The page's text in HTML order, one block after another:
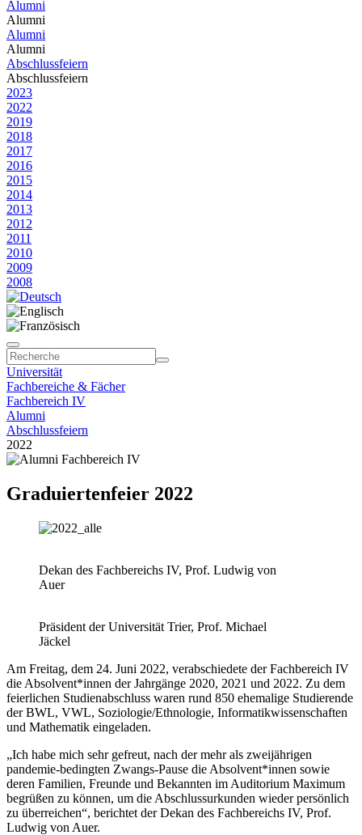
Alumni
Alumni
Alumni
Alumni
Abschlussfeiern
Abschlussfeiern
2023
2022
2019
2018
2017
2016
2015
2014
2013
2012
2011
2010
2009
2008
Universität
Fachbereiche & Fächer
Fachbereich IV
Alumni
Abschlussfeiern
2022
Graduiertenfeier 2022
Dekan des Fachbereichs IV, Prof. Ludwig von
Auer
Präsident der Universität Trier, Prof. Michael
Jäckel
Am Freitag, dem 24. Juni 2022, verabschiedete der Fachbereich IV
die Absolvent*innen der Jahrgänge 2020, 2021 und 2022. Zu dem
feierlichen Studienabschluss waren rund 850 ehemalige Studierende
der BWL, VWL, Soziologie/Ethnologie, Informatikwissenschaften
und Mathematik eingeladen.
„Ich habe mich sehr gefreut, nach der mehr als zweijährigen
pandemie-bedingten Zwangs-Pause die Absolvent*innen sowie
deren Familien, Freunde und Bekannten im Auditorium Maximum
begrüßen zu können, um die Abschlussurkunden wieder persönlich
zu überreichen“, berichtet der Dekan des Fachbereichs IV, Prof.
Ludwig von Auer.